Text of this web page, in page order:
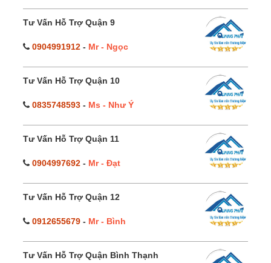
Tư Vấn Hỗ Trợ Quận 9
0904991912 - Mr - Ngọc
Tư Vấn Hỗ Trợ Quận 10
0835748593 - Ms - Như Ý
Tư Vấn Hỗ Trợ Quận 11
0904997692 - Mr - Đạt
Tư Vấn Hỗ Trợ Quận 12
0912655679 - Mr - Bình
Tư Vấn Hỗ Trợ Quận Bình Thạnh